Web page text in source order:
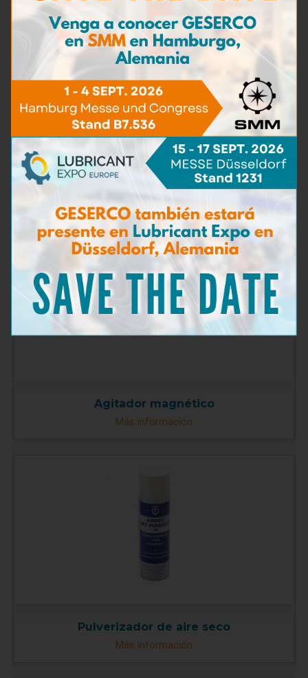
Micropipeta de precisión
Agitador magnético
Más información
Pulverizador de aire seco
Más información